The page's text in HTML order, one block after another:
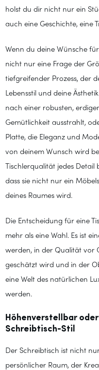
holst du dir nicht nur ein
auch eine Geschichte, eine
Wenn du deine Wünsche
nicht nur eine Frage der
tiefgreifender Prozess, der
Lebensstil und deine
nach einer robusten,
Gemütlichkeit ausstrahlt,
Platte, die Eleganz und
von deinem Wunsch wird
Tischlerqualität jedes
dass sie nicht nur ein
deines Raumes wird.
Die Entscheidung für eine
mehr als eine Wahl. Es ist
werden, in der Qualität vor
geschätzt wird und in der
eine Welt des natürlichen
werden.
Höhenverstellbar
Schreibtisch-Stil
Der Schreibtisch ist nicht
persönlicher Raum, der